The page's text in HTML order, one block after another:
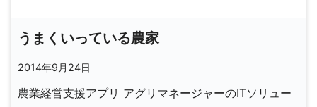
うまくいっている農家
2014年9月24日
農業経営支援アプリ アグリマネージャーのITソリュー